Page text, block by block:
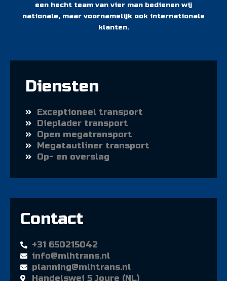
een hecht team van vier man bedienen wij
nationale, maar voornamelijk ook internationale
klanten.
Diensten
Exceptioneel transport
Dieplader transport
Open megatransport
Megatautliner transport
Op- en overslag
Contact
+31 650215042
info@mlhtrans.nl
planning@mlhtrans.nl
Handelswei 5 Joure (NL)